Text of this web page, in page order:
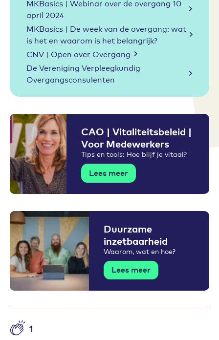
MKBasics | Webinar over de overgang 10
april 2024
MKBasics | De week van de overgang: wat
is het en waarom is het belangrijk?
CNV | Open over Overgang
De Vereniging Verpleegkundig
Overgangsconsulenten
CAO | Vitaliteitsbeleid |
Voor Medewerkers
Tips en tools: Hoe blijf je vitaal?
Lees meer
Duurzame
inzetbaarheid
Waarom, wat en hoe?
Lees meer
Aantal likes
1